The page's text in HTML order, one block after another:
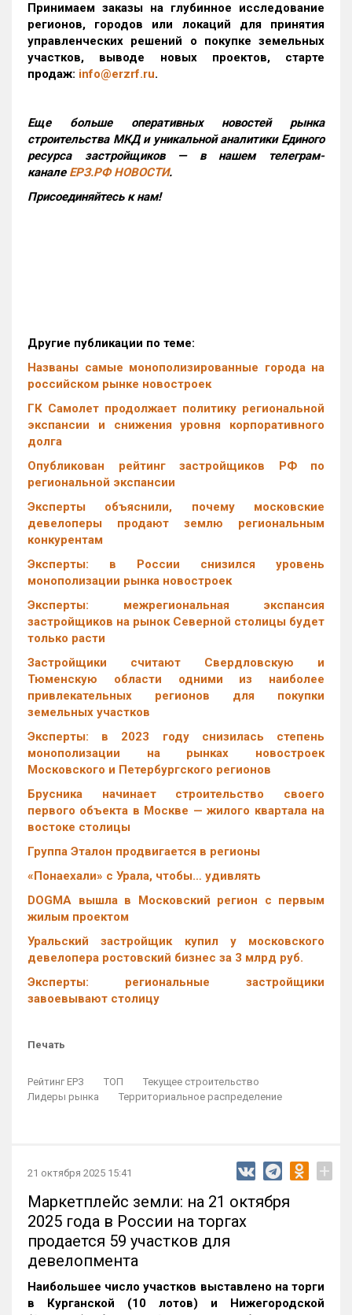
Принимаем заказы на глубинное исследование
регионов, городов или локаций для принятия
управленческих решений о покупке земельных
участков, выводе новых проектов, старте
продаж: info@erzrf.ru.
Еще больше оперативных новостей рынка
строительства МКД и уникальной аналитики Единого
ресурса застройщиков — в нашем телеграм-
канале ЕРЗ.РФ НОВОСТИ.
Присоединяйтесь к нам!
Другие публикации по теме:
Названы самые монополизированные города на
российском рынке новостроек
ГК Самолет продолжает политику региональной
экспансии и снижения уровня корпоративного
долга
Опубликован рейтинг застройщиков РФ по
региональной экспансии
Эксперты объяснили, почему московские
девелоперы продают землю региональным
конкурентам
Эксперты: в России снизился уровень
монополизации рынка новостроек
Эксперты: межрегиональная экспансия
застройщиков на рынок Северной столицы будет
только расти
Застройщики считают Свердловскую и
Тюменскую области одними из наиболее
привлекательных регионов для покупки
земельных участков
Эксперты: в 2023 году снизилась степень
монополизации на рынках новостроек
Московского и Петербургского регионов
Брусника начинает строительство своего
первого объекта в Москве — жилого квартала на
востоке столицы
Группа Эталон продвигается в регионы
«Понаехали» с Урала, чтобы… удивлять
DOGMA вышла в Московский регион с первым
жилым проектом
Уральский застройщик купил у московского
девелопера ростовский бизнес за 3 млрд руб.
Эксперты: региональные застройщики
завоевывают столицу
Печать
Рейтинг ЕРЗ ТОП
Текущее строительство
Лидеры рынка
Территориальное распределение
21 октября 2025 15:41 +
Маркетплейс земли: на 21 октября
2025 года в России на торгах
продается 59 участков для
девелопмента
Наибольшее число участков выставлено на торги
в Курганской (10 лотов) и Нижегородской